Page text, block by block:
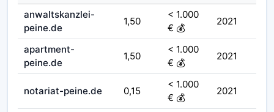
anwaltskanzlei-
peine.de
1,50
< 1.000
€ 💰
2021
apartment-
peine.de
1,50
< 1.000
€ 💰
2021
notariat-peine.de 0,15
< 1.000
€ 💰
2021